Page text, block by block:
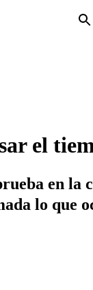
el
en la
lo que